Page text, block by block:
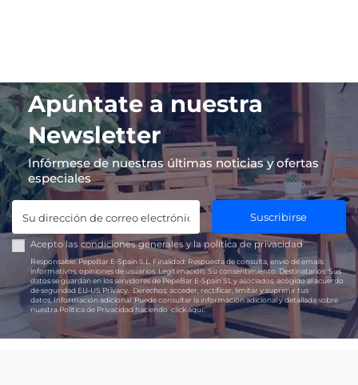
Apúntate a nuestra
Newsletter
Infórmese de nuestras últimas noticias y ofertas
especiales
Suscribirse
Acepto las condiciones generales y lapolítica de privacidad
Responsable:PepeBar E-Spain S.L. Finalidad: Respuesta de consulta, envío de emails
informativos, opiniones de usuarios. Legitimación: Su consentimiento. Destinatarios:Sus
datos se guardan en los servidores de PepeBar E-Spain SL y asociados, acogido al acuerdo
de seguridad EU-US Privacy.
Derechos: acceder, rectificar, limitar y suprimir tus
datos.Información adicional:Puede consultar la información adicional y detallada sobre
nuestra Política de Privacidad haciendoclick aquí.